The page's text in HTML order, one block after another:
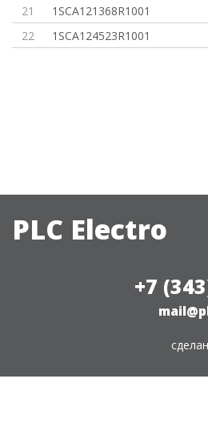
21
1SCA121368R1001
22
1SCA124523R1001
PLC Electro
+7